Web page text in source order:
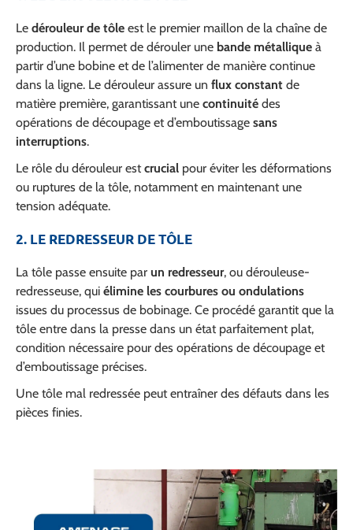
Le dérouleur de tôle est le premier maillon de la chaîne de
production. Il permet de dérouler une bande métallique à
partir d’une bobine et de l’alimenter de manière continue
dans la ligne. Le dérouleur assure un flux constant de
matière première, garantissant une continuité des
opérations de découpage et d’emboutissage sans
interruptions.
Le rôle du dérouleur estcrucial pour éviter les déformations
ou ruptures de la tôle, notamment en maintenant une
tension adéquate.
2. LE REDRESSEUR DE TÔLE
La tôle passe ensuite par un redresseur, ou dérouleuse-
redresseuse, qui élimine les courbures ou ondulations
issues du processus de bobinage. Ce procédé garantit que la
tôle entre dans la presse dans un état parfaitement plat,
condition nécessaire pour des opérations de découpage et
d’emboutissage précises.
Une tôle mal redressée peut entraîner des défauts dans les
pièces finies.